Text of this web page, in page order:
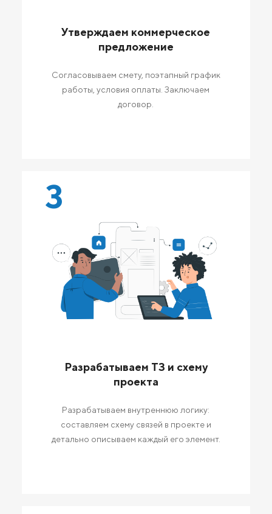
Утверждаем коммерческое
предложение
Согласовываем смету, поэтапный график
работы, условия оплаты. Заключаем
договор.
3
Разрабатываем ТЗ и схему
проекта
Разрабатываем внутреннюю логику:
составляем схему связей в проекте и
детально описываем каждый его элемент.